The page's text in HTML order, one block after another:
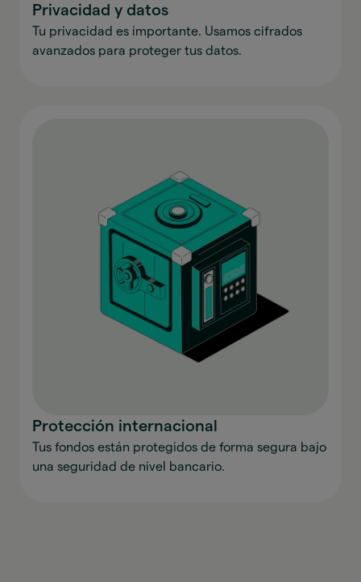
Privacidad y datos
Tu privacidad es importante. Usamos cifrados
avanzados para proteger tus datos.
Protección internacional
Tus fondos están protegidos de forma segura bajo
una seguridad de nivel bancario.